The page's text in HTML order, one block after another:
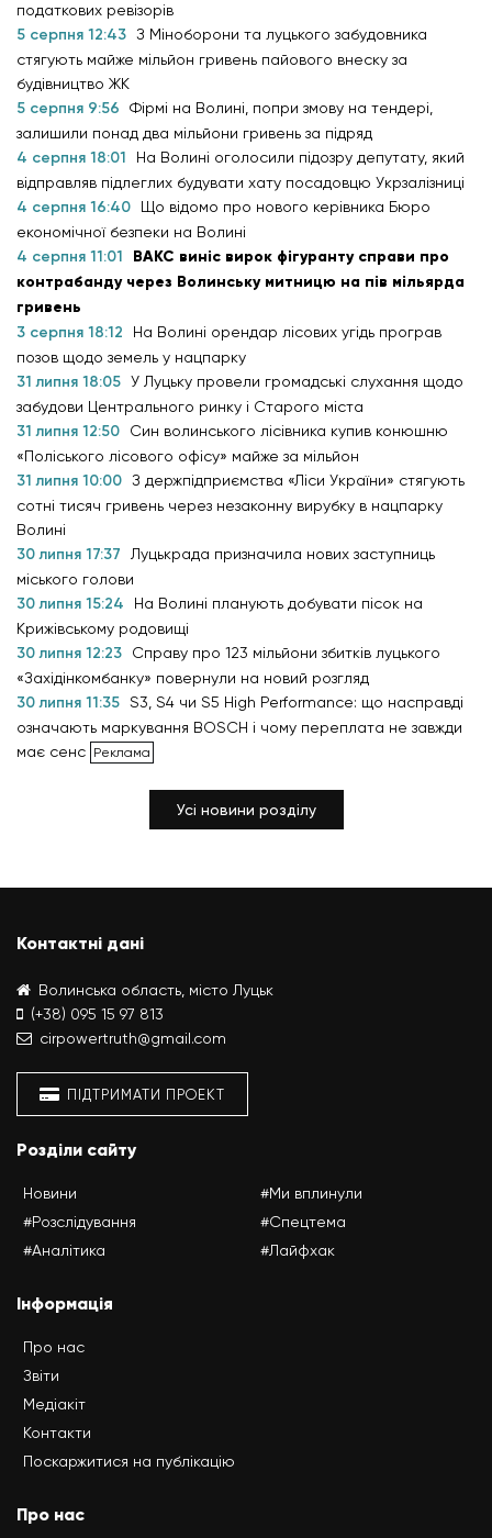
податкових ревізорів
5 серпня 12:43 З Міноборони та луцького забудовника
стягують майже мільйон гривень пайового внеску за
будівництво ЖК
5 серпня 9:56
Фірмі на Волині, попри змову на тендері,
залишили понад два мільйони гривень за підряд
4 серпня 18:01
На Волині оголосили підозру депутату, який
відправляв підлеглих будувати хату посадовцю Укрзалізниці
4 серпня 16:40
Що відомо про нового керівника Бюро
економічної безпеки на Волині
4 серпня 11:01
ВАКС виніс вирок фігуранту справи про
контрабанду через Волинську митницю на пів мільярда
гривень
3 серпня 18:12
На Волині орендар лісових угідь програв
позов щодо земель у нацпарку
31 липня 18:05 У Луцьку провели громадські слухання щодо
забудови Центрального ринку і Старого міста
31 липня 12:50
Син волинського лісівника купив конюшню
«Поліського лісового офісу» майже за мільйон
31 липня 10:00 З держпідприємства «Ліси України» стягують
сотні тисяч гривень через незаконну вирубку в нацпарку
Волині
30 липня 17:37
Луцькрада призначила нових заступниць
міського голови
30 липня 15:24
На Волині планують добувати пісок на
Крижівському родовищі
30 липня 12:23
Справу про 123 мільйони збитків луцького
«Західінкомбанку» повернули на новий розгляд
30 липня 11:35 S3, S4 чи S5 High Performance: що насправді
означають маркування BOSCH і чому переплата не завжди
має сенс
Усі новини розділу
Контактні дані
Волинська область, місто Луцьк
(+38) 095 15 97 813
cirpowertruth@gmail.com
ПІДТРИМАТИ ПРОЕКТ
Розділи сайту
Новини
#Розслідування
#Аналітика
#Ми вплинули
#Спецтема
#Лайфхак
Інформація
Про нас
Звіти
Медіакіт
Контакти
Поскаржитися на публікацію
Про нас